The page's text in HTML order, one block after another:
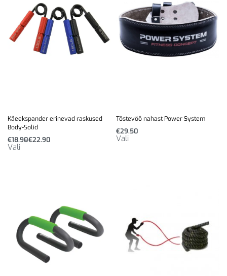
Käeekspander erinevad raskused
Body-Solid
€18.90€22.90
Vali
Tõstevöö nahast Power System
€29.50
Vali